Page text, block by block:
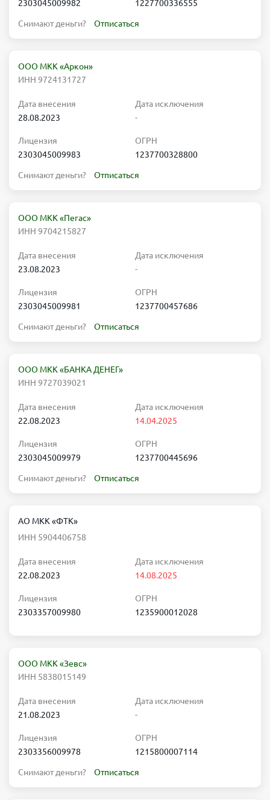
2303045009982
1227700336555
Снимают деньги? Отписаться
ООО МКК «Аркон»
ИНН 9724131727
Дата внесения
28.08.2023
Дата исключения
-
Лицензия
2303045009983
ОГРН
1237700328800
Снимают деньги? Отписаться
ООО МКК «Пегас»
ИНН 9704215827
Дата внесения
23.08.2023
Дата исключения
-
Лицензия
2303045009981
ОГРН
1237700457686
Снимают деньги? Отписаться
ООО МКК «БАНКА ДЕНЕГ»
ИНН 9727039021
Дата внесения
22.08.2023
Дата исключения
14.04.2025
Лицензия
2303045009979
ОГРН
1237700445696
Снимают деньги? Отписаться
АО МКК «ФТК»
ИНН 5904406758
Дата внесения
22.08.2023
Дата исключения
14.08.2025
Лицензия
2303357009980
ОГРН
1235900012028
ООО МКК «Зевс»
ИНН 5838015149
Дата внесения
21.08.2023
Дата исключения
-
Лицензия
2303356009978
ОГРН
1215800007114
Снимают деньги? Отписаться